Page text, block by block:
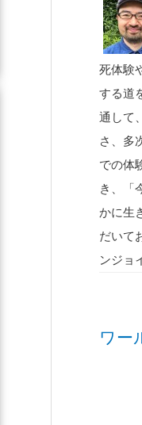
死体験
する道
通して
さ、多
での体
き、「
かに生
だいて
ンジョ
ワー